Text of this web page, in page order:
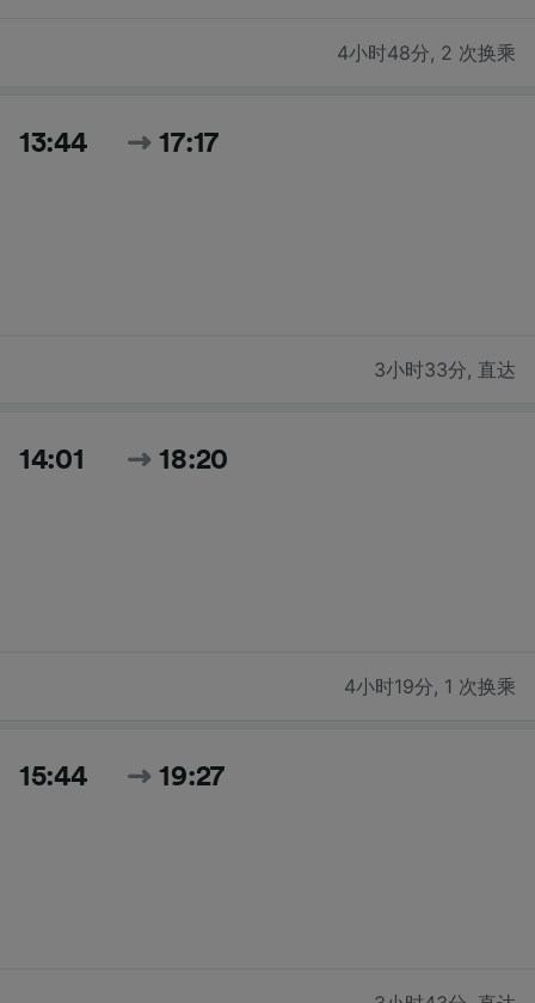
4小时48分, 2 次换乘
13:44 17:17
3小时33分, 直达
14:01 18:20
4小时19分, 1 次换乘
15:44 19:27